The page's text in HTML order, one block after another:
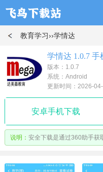
教育学习››学情达
学情达 1.0.7 手
版本：1.0.7
系统：Android
更新时间：2026-
安卓手机下载
说明： 安全下载是通过360助手获